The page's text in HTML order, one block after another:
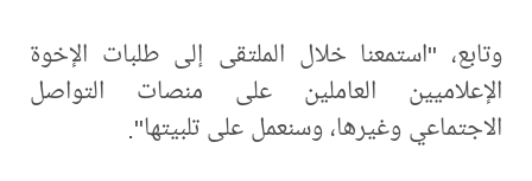
وتابع، "استمعنا خلال الملتقى إلى طلبات الإخوة
الإعلاميين العاملين على منصات التواصل
الاجتماعي وغيرها، وسنعمل على تلبيتها".